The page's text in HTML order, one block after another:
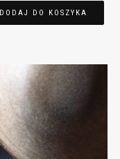
DODAJ DO KOSZYKA